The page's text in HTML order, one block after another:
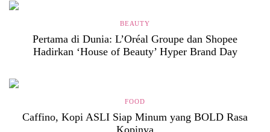
BEAUTY
Pertama di Dunia: L’Oréal Groupe dan Shopee
Hadirkan ‘House of Beauty’ Hyper Brand Day
FOOD
Caffino, Kopi ASLI Siap Minum yang BOLD Rasa